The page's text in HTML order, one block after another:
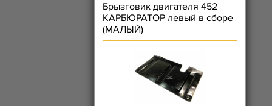
Брызговик двигателя 452
КАРБЮРАТОР левый в сборе
(МАЛЫЙ)